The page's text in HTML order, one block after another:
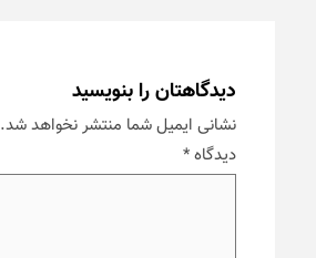
دیدگاهتان را بنویسید
نشانی ایمیل شما منتشر نخواهد شد.
دیدگاه*